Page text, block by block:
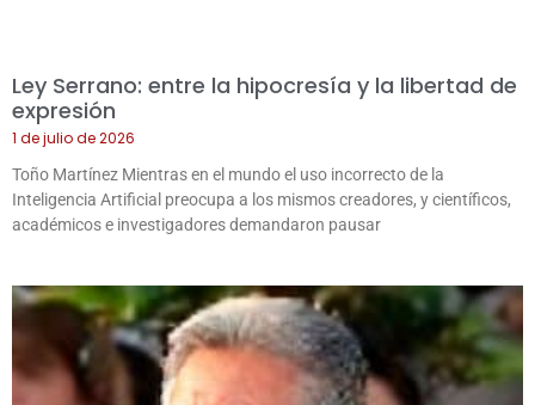
Ley Serrano: entre la hipocresía y la libertad de
expresión
1 de julio de 2026
Toño Martínez Mientras en el mundo el uso incorrecto de la
Inteligencia Artificial preocupa a los mismos creadores, y científicos,
académicos e investigadores demandaron pausar